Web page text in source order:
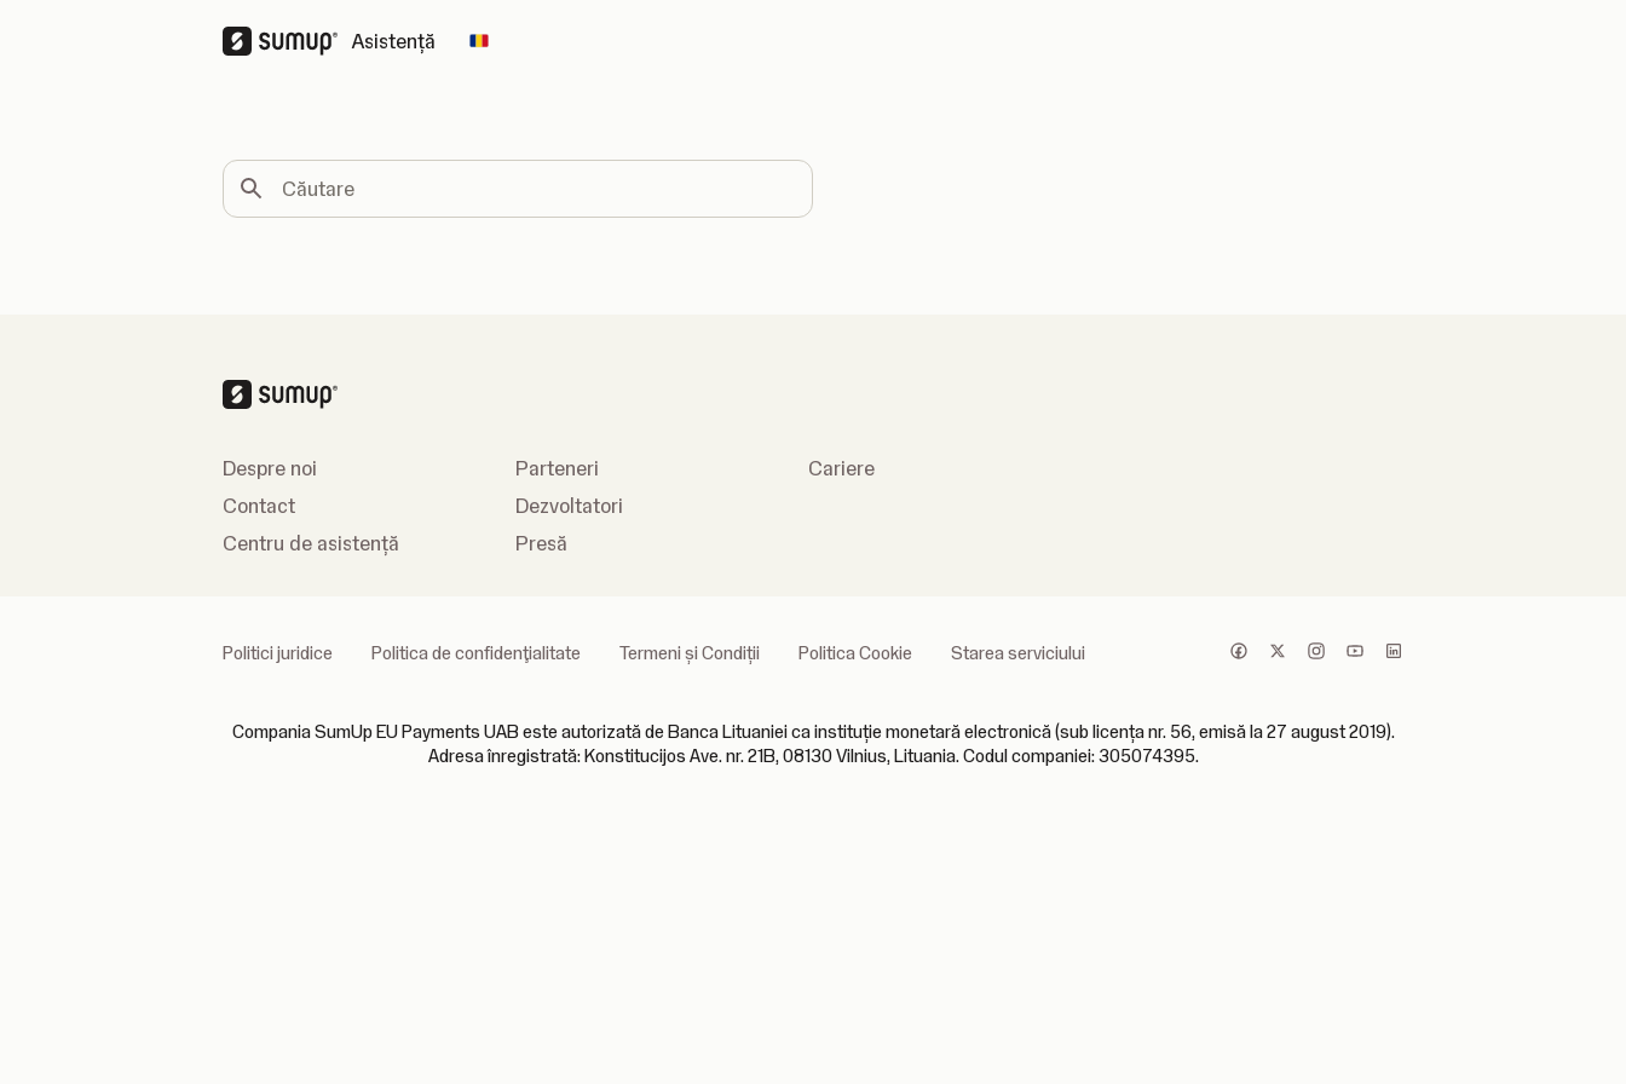
Asistență Change country
Căutare
Despre noi
Contact
Centru de asistență
Parteneri
Dezvoltatori
Presă
Cariere
Politici juridice Politica de confidenţialitate Termeni și Condiții Politica Cookie Starea serviciului
Compania SumUp EU Payments UAB este autorizată de Banca Lituaniei ca instituție monetară electronică (sub licența nr. 56, emisă la 27 august 2019).
Adresa înregistrată: Konstitucijos Ave. nr. 21B, 08130 Vilnius, Lituania. Codul companiei: 305074395.